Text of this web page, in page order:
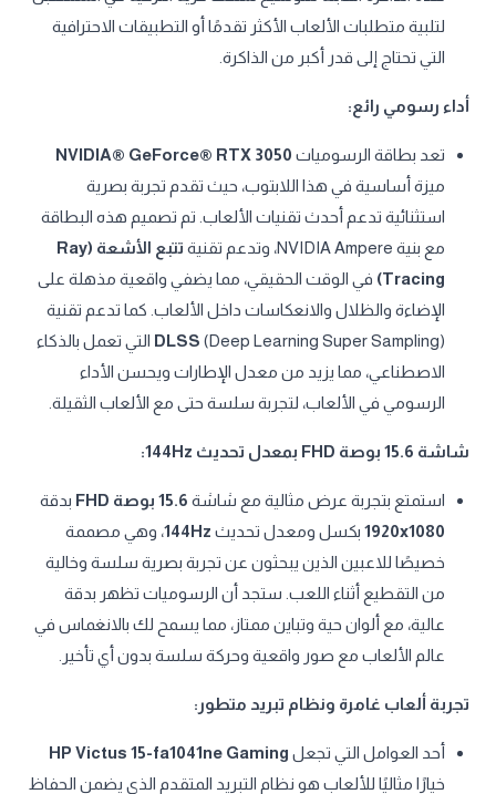
لتلبية متطلبات الألعاب الأكثر تقدمًا أو التطبيقات الاحترافية
التي تحتاج إلى قدر أكبر من الذاكرة.
أداء رسومي رائع:
تعد بطاقة الرسوميات NVIDIA® GeForce® RTX 3050
ميزة أساسية في هذا اللابتوب، حيث تقدم تجربة بصرية
استثنائية تدعم أحدث تقنيات الألعاب. تم تصميم هذه البطاقة
مع بنية NVIDIA Ampere، وتدعم تقنية
تتبع الأشعة (Ray
Tracing) في الوقت الحقيقي، مما يضفي واقعية مذهلة على
الإضاءة والظلال والانعكاسات داخل الألعاب. كما تدعم تقنية
DLSS (Deep Learning Super Sampling) التي تعمل بالذكاء
الاصطناعي، مما يزيد من معدل الإطارات ويحسن الأداء
الرسومي في الألعاب، لتجربة سلسة حتى مع الألعاب الثقيلة.
شاشة 15.6 بوصة FHD بمعدل تحديث 144Hz:
استمتع بتجربة عرض مثالية مع شاشة 15.6 بوصة FHD
بدقة
1920x1080 بكسل ومعدل تحديث 144Hz، وهي مصممة
خصيصًا للاعبين الذين يبحثون عن تجربة بصرية سلسة وخالية
من التقطيع أثناء اللعب. ستجد أن الرسوميات تظهر بدقة
عالية، مع ألوان حية وتباين ممتاز، مما يسمح لك بالانغماس في
عالم الألعاب مع صور واقعية وحركة سلسة بدون أي تأخير.
تجربة ألعاب غامرة ونظام تبريد متطور:
أحد العوامل التي تجعل HP Victus 15-fa1041ne Gaming
خيارًا مثاليًا للألعاب هو نظام التبريد المتقدم الذي يضمن الحفاظ